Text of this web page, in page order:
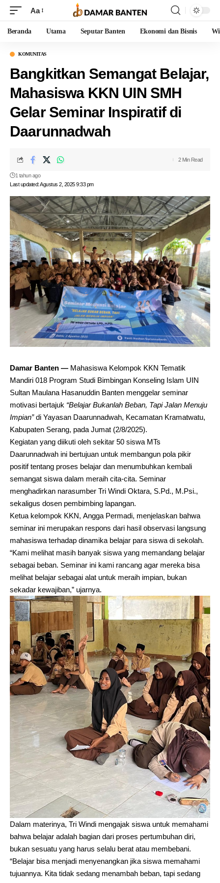
Aa
Beranda Utama Seputar Banten Ekonomi dan Bisnis
KOMUNITAS
Bangkitkan Semangat Belajar,
Mahasiswa KKN UIN SMH
Gelar Seminar Inspiratif di
Daarunnadwah
Last updated: Agustus 2, 2025 9:33 pm
1 tahun ago
2 Min Read
Damar Banten — Mahasiswa Kelompok KKN Tematik
Mandiri 018 Program Studi Bimbingan Konseling Islam UIN
Sultan Maulana Hasanuddin Banten menggelar seminar
motivasi bertajuk “Belajar Bukanlah Beban, Tapi Jalan Menuju
Impian”di Yayasan Daarunnadwah, Kecamatan Kramatwatu,
Kabupaten Serang, pada Jumat (2/8/2025).
Kegiatan yang diikuti oleh sekitar 50 siswa MTs
Daarunnadwah ini bertujuan untuk membangun pola pikir
positif tentang proses belajar dan menumbuhkan kembali
semangat siswa dalam meraih cita-cita. Seminar
menghadirkan narasumber Tri Windi Oktara, S.Pd., M.Psi.,
sekaligus dosen pembimbing lapangan.
Ketua kelompok KKN, Angga Permadi, menjelaskan bahwa
seminar ini merupakan respons dari hasil observasi langsung
mahasiswa terhadap dinamika belajar para siswa di sekolah.
“Kami melihat masih banyak siswa yang memandang belajar
sebagai beban. Seminar ini kami rancang agar mereka bisa
melihat belajar sebagai alat untuk meraih impian, bukan
sekadar kewajiban,” ujarnya.
Dalam materinya, Tri Windi mengajak siswa untuk memahami
bahwa belajar adalah bagian dari proses pertumbuhan diri,
bukan sesuatu yang harus selalu berat atau membebani.
“Belajar bisa menjadi menyenangkan jika siswa memahami
tujuannya. Kita tidak sedang menambah beban, tapi sedang